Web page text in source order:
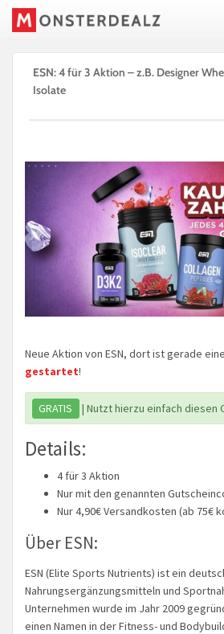
ESN: 4 für 3 Aktion – z.B. Designer
Isolate
Neue Aktion von ESN, dort ist gerade eine
gestartet!
GRATIS | Nutzt hierzu einfach diesen
Details:
4 für 3 Aktion
Nur mit den genannten
Nur 4,90€ Versandkosten (ab 75€
Über ESN:
ESN (Elite Sports Nutrients) ist ein
Nahrungsergänzungsmitteln und
Unternehmen wurde im Jahr 2009
einen Namen in der Fitness- und